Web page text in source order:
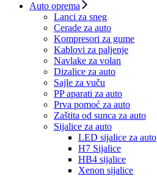
Auto oprema
Lanci za sneg
Cerade za auto
Kompresori za gume
Kablovi za paljenje
Navlake za volan
Dizalice za auto
Sajle za vuču
PP aparati za auto
Prva pomoć za auto
Zaštita od sunca za auto
Sijalice za auto
LED sijalice za auto
H7 Sijalice
HB4 sijalice
Xenon sijalice